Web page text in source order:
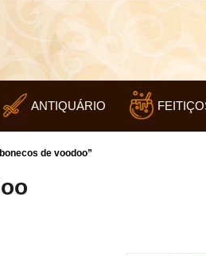
ANTIQUÁRIO
de voodoo”